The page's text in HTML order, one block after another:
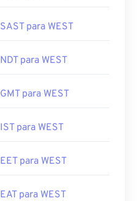
SAST para WEST
NDT para WEST
GMT para WEST
IST para WEST
EET para WEST
EAT para WEST